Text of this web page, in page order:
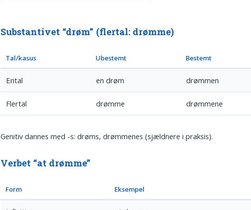
Substantivet “drøm” (flertal: drømme)
Tal/kasus Ubestemt Bestemt
Ental en drøm drømmen
Flertal drømme drømmene
Genitiv dannes med -s: drøms, drømmenes (sjældnere i praksis).
Verbet “at drømme”
Form Eksempel